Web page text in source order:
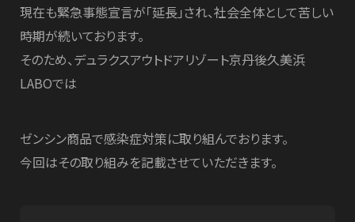
お知らせ
NEWS
プライバシーポリシー
PRIVACY POLICY
現在も緊急事態宣言が「延長」され、社会全体として苦しい
時期が続いております。
そのため、デュラクスアウトドアリゾート京丹後久美浜
LABOでは
ゼンシン商品で感染症対策に取り組んでおります。
今回はその取り組みを記載させていただきます。